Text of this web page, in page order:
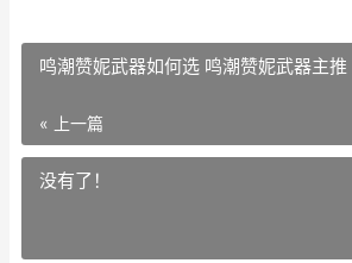
鸣潮赞妮武器如何选 鸣潮赞妮武器主推
« 上一篇
没有了！